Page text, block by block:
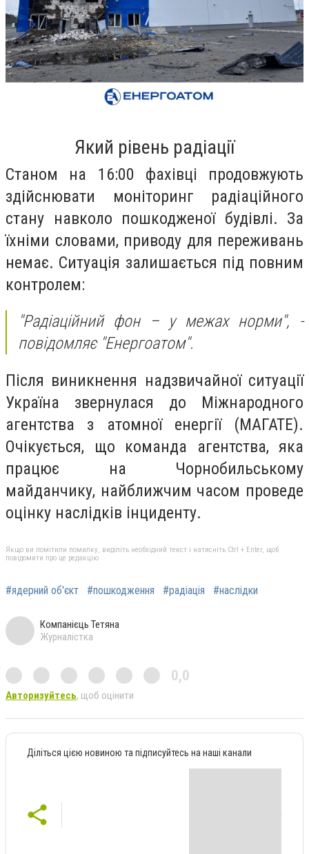
Який рівень радіації
Станом на 16:00 фахівці продовжують
здійснювати моніторинг радіаційного
стану навколо пошкодженої будівлі. За
їхніми словами, приводу для переживань
немає. Ситуація залишається під повним
контролем:
"Радіаційний фон – у межах норми", -
повідомляє "Енергоатом".
Після виникнення надзвичайної ситуації
Україна звернулася до Міжнародного
агентства з атомної енергії (МАГАТЕ).
Очікується, що команда агентства, яка
працює на Чорнобильському
майданчику, найближчим часом проведе
оцінку наслідків інциденту.
Якщо ви помітили помилку, виділіть необхідний текст і натисніть Ctrl + Enter, щоб
повідомити про це редакцію
#ядерний об'єкт #пошкодження #радіація #наслідки
Компанієць Тетяна
Журналістка
0,0
Авторизуйтесь, щоб оцінити
Діліться цією новиною та підписуйтесь на наші канали